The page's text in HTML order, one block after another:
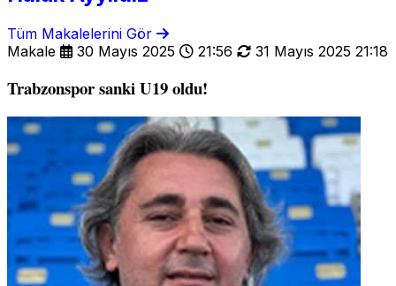
Tüm Makalelerini Gör
Makale
30 Mayıs 2025 21:56 31 Mayıs 2025 21:18
Trabzonspor sanki U19 oldu!